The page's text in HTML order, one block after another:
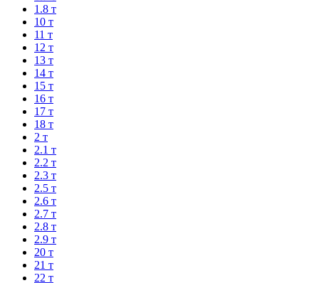
1.8 т
10 т
11 т
12 т
13 т
14 т
15 т
16 т
17 т
18 т
2 т
2.1 т
2.2 т
2.3 т
2.5 т
2.6 т
2.7 т
2.8 т
2.9 т
20 т
21 т
22 т